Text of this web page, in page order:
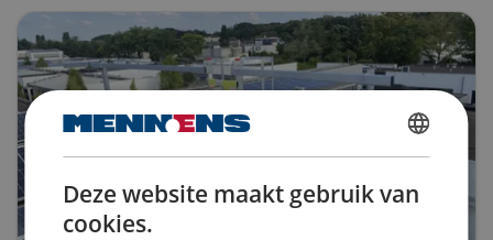
DUTCH
ENGLISH TRANSLATION
Deze website maakt gebruik van
cookies.